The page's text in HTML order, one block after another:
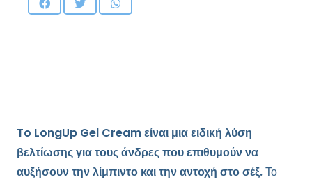
To LongUp Gel Cream είναι μια ειδική λύση
βελτίωσης για τους άνδρες που επιθυμούν να
αυξήσουν τηνλίμπιντο και την αντοχή στο σέξ.Το